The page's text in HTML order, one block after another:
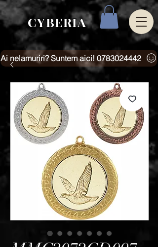
CYBERIA
Ai nelamuriri? Suntem aici! 0783024442